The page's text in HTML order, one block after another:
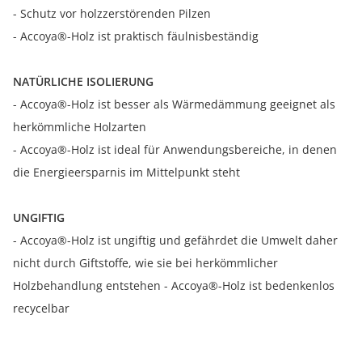
- Schutz vor holzzerstörenden Pilzen
- Accoya®-Holz ist praktisch fäulnisbeständig
NATÜRLICHE ISOLIERUNG
- Accoya®-Holz ist besser als Wärmedämmung geeignet als
herkömmliche Holzarten
- Accoya®-Holz ist ideal für Anwendungsbereiche, in denen
die Energieersparnis im Mittelpunkt steht
UNGIFTIG
- Accoya®-Holz ist ungiftig und gefährdet die Umwelt daher
nicht durch Giftstoffe, wie sie bei herkömmlicher
Holzbehandlung entstehen - Accoya®-Holz ist bedenkenlos
recycelbar